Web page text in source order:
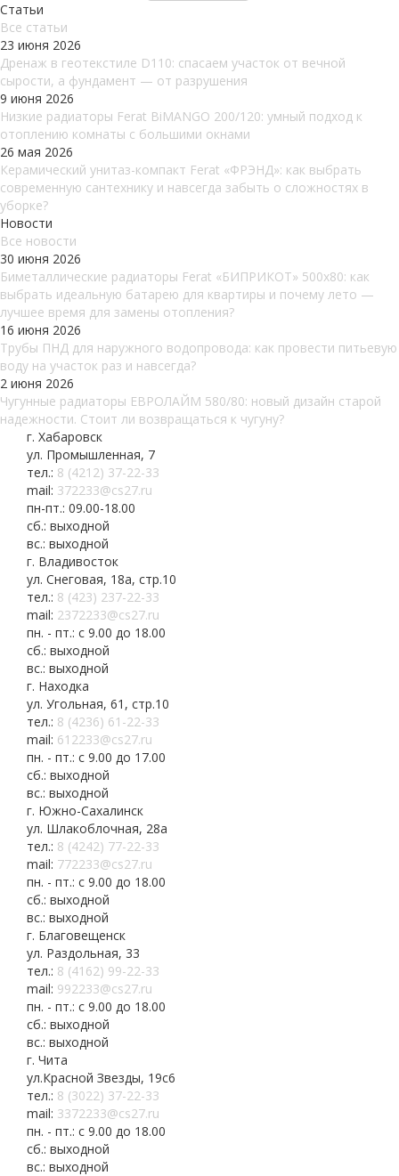
Статьи
Все cтатьи
23 июня 2026
Дренаж в геотекстиле D110: спасаем участок от вечной
сырости, а фундамент — от разрушения
9 июня 2026
Низкие радиаторы Ferat BiMANGO 200/120: умный подход к
отоплению комнаты с большими окнами
26 мая 2026
Керамический унитаз-компакт Ferat «ФРЭНД»: как выбрать
современную сантехнику и навсегда забыть о сложностях в
уборке?
Новости
Все новости
30 июня 2026
Биметаллические радиаторы Ferat «БИПРИКОТ» 500x80: как
выбрать идеальную батарею для квартиры и почему лето —
лучшее время для замены отопления?
16 июня 2026
Трубы ПНД для наружного водопровода: как провести питьевую
воду на участок раз и навсегда?
2 июня 2026
Чугунные радиаторы ЕВРОЛАЙМ 580/80: новый дизайн старой
надежности. Стоит ли возвращаться к чугуну?
г. Хабаровск
ул. Промышленная, 7
тел.: 8 (4212) 37-22-33
mail: 372233@cs27.ru
пн-пт.: 09.00-18.00
сб.: выходной
вс.: выходной
г. Владивосток
ул. Снеговая, 18а, стр.10
тел.: 8 (423) 237-22-33
mail: 2372233@cs27.ru
пн. - пт.: с 9.00 до 18.00
сб.: выходной
вс.: выходной
г. Находка
ул. Угольная, 61, стр.10
тел.: 8 (4236) 61-22-33
mail: 612233@cs27.ru
пн. - пт.: с 9.00 до 17.00
сб.: выходной
вс.: выходной
г. Южно-Сахалинск
ул. Шлакоблочная, 28а
тел.: 8 (4242) 77-22-33
mail: 772233@cs27.ru
пн. - пт.: с 9.00 до 18.00
сб.: выходной
вс.: выходной
г. Благовещенск
ул. Раздольная, 33
тел.: 8 (4162) 99-22-33
mail: 992233@cs27.ru
пн. - пт.: с 9.00 до 18.00
сб.: выходной
вс.: выходной
г. Чита
ул.Красной Звезды, 19с6
тел.: 8 (3022) 37-22-33
mail: 3372233@cs27.ru
пн. - пт.: с 9.00 до 18.00
сб.: выходной
вс.: выходной